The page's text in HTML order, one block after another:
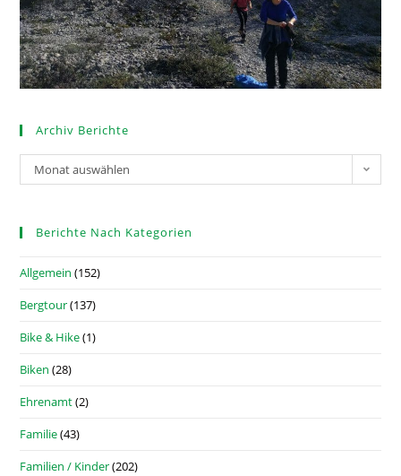
Archiv Berichte
Monat auswählen
Berichte Nach Kategorien
Allgemein (152)
Bergtour(137)
Bike & Hike(1)
Biken (28)
Ehrenamt(2)
Familie(43)
Familien / Kinder(202)